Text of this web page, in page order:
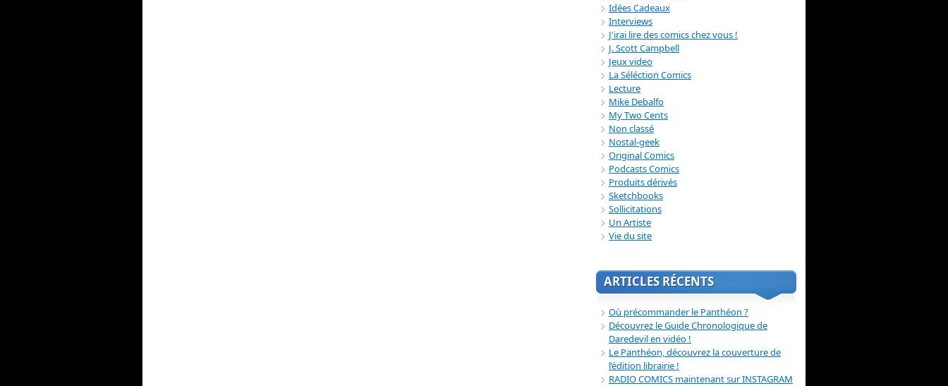
Idées Cadeaux
Interviews
J'irai lire des comics chez vous !
J. Scott Campbell
Jeux video
La Séléction Comics
Lecture
Mike Debalfo
My Two Cents
Non classé
Nostal-geek
Original Comics
Podcasts Comics
Produits dérivés
Sketchbooks
Sollicitations
Un Artiste
Vie du site
ARTICLES RÉCENTS
Où précommander le Panthéon ?
Découvrez le Guide Chronologique de
Daredevil en vidéo !
Le Panthéon, découvrez la couverture de
l’édition librairie !
RADIO COMICS maintenant sur INSTAGRAM